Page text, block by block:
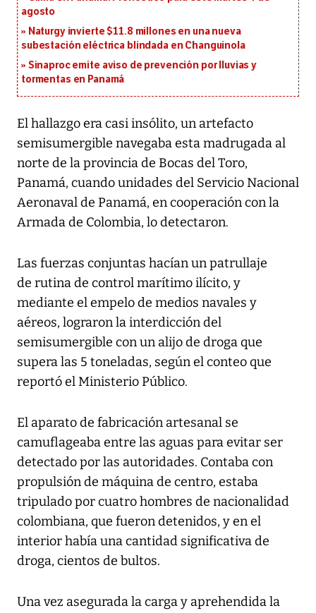
agosto
Naturgy invierte $11.8 millones en una nueva
subestación eléctrica blindada en Changuinola
Sinaproc emite aviso de prevención por lluvias y
tormentas en Panamá
El hallazgo era casi insólito, un artefacto
semisumergible navegaba esta madrugada al
norte de la provincia de Bocas del Toro,
Panamá, cuando unidades del Servicio Nacional
Aeronaval de Panamá, en cooperación con la
Armada de Colombia, lo detectaron.
Las fuerzas conjuntas hacían un patrullaje
de rutina de control marítimo ilícito, y
mediante el empelo de medios navales y
aéreos, lograron la interdicción del
semisumergible con un alijo de droga que
supera las 5 toneladas, según el conteo que
reportó el Ministerio Público.
El aparato de fabricación artesanal se
camuflageaba entre las aguas para evitar ser
detectado por las autoridades. Contaba con
propulsión de máquina de centro, estaba
tripulado por cuatro hombres de nacionalidad
colombiana, que fueron detenidos, y en el
interior había una cantidad significativa de
droga, cientos de bultos.
Una vez asegurada la carga y aprehendida la